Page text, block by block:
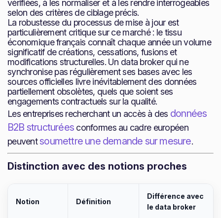
vérifiées, à les normaliser et à les rendre interrogeables
selon des critères de ciblage précis.
La robustesse du processus de mise à jour est
particulièrement critique sur ce marché : le tissu
économique français connaît chaque année un volume
significatif de créations, cessations, fusions et
modifications structurelles. Un data broker qui ne
synchronise pas régulièrement ses bases avec les
sources officielles livre inévitablement des données
partiellement obsolètes, quels que soient ses
engagements contractuels sur la qualité.
Les entreprises recherchant un accès à des données
B2B structurées conformes au cadre européen
peuventsoumettre une demande sur mesure.
Distinction avec des notions proches
Notion Définition
Différence avec
le data broker